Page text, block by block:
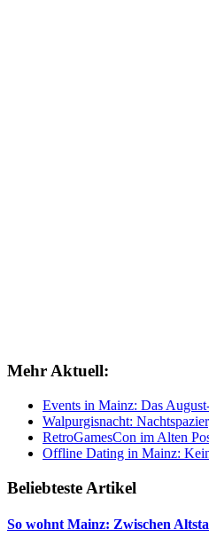
Mehr Aktuell:
Events in Mainz: Das
Walpurgisnacht:
RetroGamesCon im Alten
Offline Dating in Mainz:
Beliebteste Artikel
So wohnt Mainz: Zwischen